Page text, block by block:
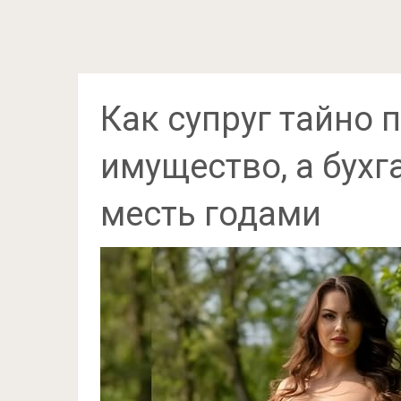
Как супруг тайно
имущество, а
месть годами